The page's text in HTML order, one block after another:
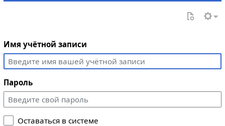
Имя учётной записи
Пароль
Оставаться в системе